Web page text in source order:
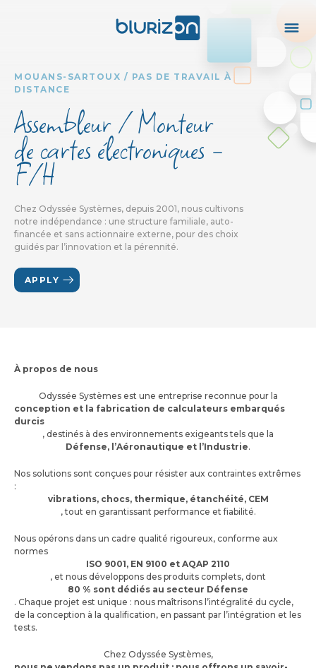
MOUANS-SARTOUX / PAS DE TRAVAIL À
DISTANCE
Assembleur / Monteur
de cartes électroniques -
F/H
Chez Odyssée Systèmes, depuis 2001, nous cultivons
notre indépendance : une structure familiale, auto-
financée et sans actionnaire externe, pour des choix
guidés par l’innovation et la pérennité.
APPLY
À propos de nous
Odyssée Systèmes est une entreprise reconnue pour la
conception et la fabrication de calculateurs embarqués
durcis
, destinés à des environnements exigeants tels que la
Défense, l’Aéronautique et l’Industrie.
Nos solutions sont conçues pour résister aux contraintes extrêmes
:
vibrations, chocs, thermique, étanchéité, CEM
, tout en garantissant performance et fiabilité.
Nous opérons dans un cadre qualité rigoureux, conforme aux
normes
ISO 9001, EN 9100 et AQAP 2110
, et nous développons des produits complets, dont
80 % sont dédiés au secteur Défense
. Chaque projet est unique : nous maîtrisons l’intégralité du cycle,
de la conception à la qualification, en passant par l’intégration et les
tests.
Chez Odyssée Systèmes,